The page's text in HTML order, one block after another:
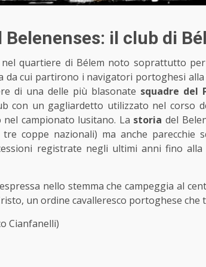
il club di
quartiere di Bélem noto soprattutto
da cui partirono i navigatori portoghesi alla
di una delle più blasonate squadre del
con un gagliardetto utilizzato nel corso
campionato lusitano. La storia del
coppe nazionali) ma anche parecchie
registrate negli ultimi anni fino alla
nello stemma che campeggia al
un ordine cavalleresco portoghese
Cianfanelli)